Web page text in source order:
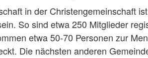
in der Christengemeinschaft
So sind etwa 250 Mitglieder
etwa 50-70 Personen zur
Die nächsten anderen